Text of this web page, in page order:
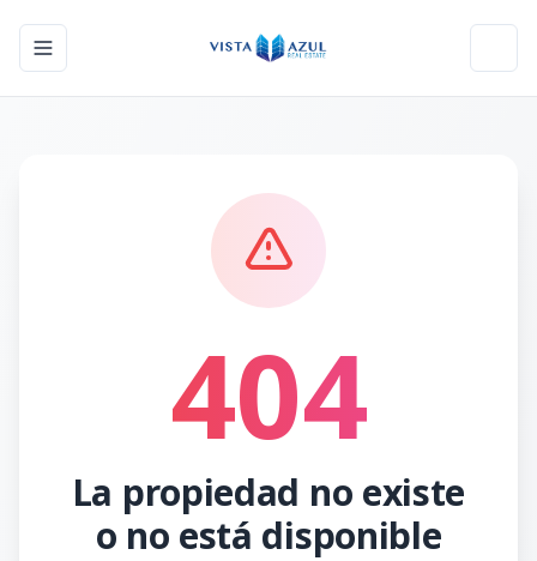
Toggle navigation menu
404
La propiedad no existe
o no está disponible